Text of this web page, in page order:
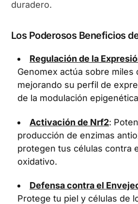
duradero.
Los Poderosos Beneficios
Regulación de la
Genomex actúa sobre miles
mejorando su perfil de
de la modulación
Activación de Nrf2:
producción de enzimas
protegen tus células contra
oxidativo.
Defensa contra el
Protege tu piel y células de